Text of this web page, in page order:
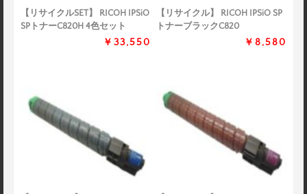
【リサイクルSET】 RICOH IPSiO
SPトナーC820H 4色セット
￥33,550
【リサイクル】 RICOH IPSiO SP
トナーブラックC820
￥8,580